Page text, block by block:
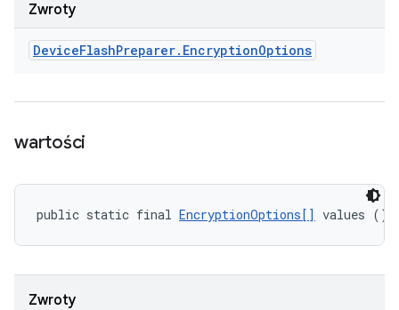
Zwroty
DeviceFlashPreparer. EncryptionOptions
wartości
public static final EncryptionOptions[] values ()
Zwroty